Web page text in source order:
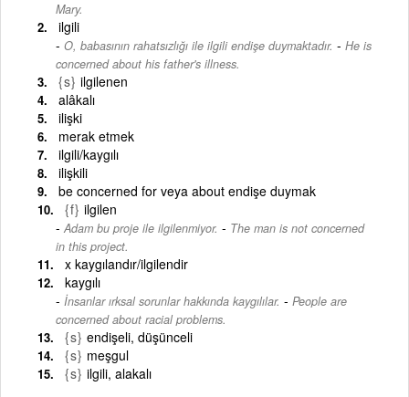
Mary.
ilgili
O, babasının rahatsızlığı ile ilgili endişe duymaktadır. - He is
concerned about his father's illness.
{s} ilgilenen
alâkalı
ilişki
merak etmek
ilgili/kaygılı
ilişkili
be concerned for veya about endişe duymak
{f} ilgilen
Adam bu proje ile ilgilenmiyor. - The man is not concerned
in this project.
x kaygılandır/ilgilendir
kaygılı
İnsanlar ırksal sorunlar hakkında kaygılılar. - People are
concerned about racial problems.
{s} endişeli, düşünceli
{s} meşgul
{s} ilgili, alakalı